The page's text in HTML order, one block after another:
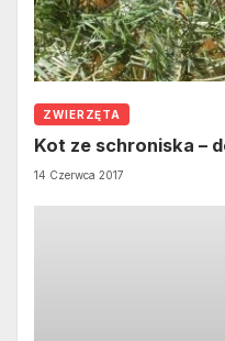
ZWIERZĘTA
Kot ze schroniska –
14 Czerwca 2017